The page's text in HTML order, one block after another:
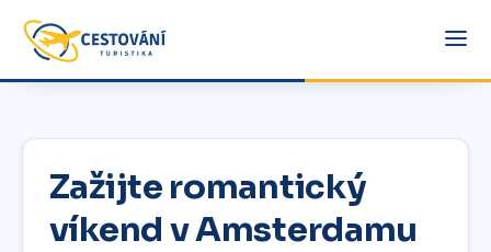
Zažijte romantický
víkend v Amsterdamu